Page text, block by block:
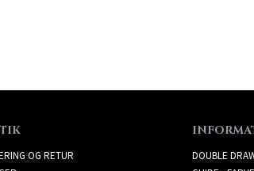
OG RETUR
DOUBLE